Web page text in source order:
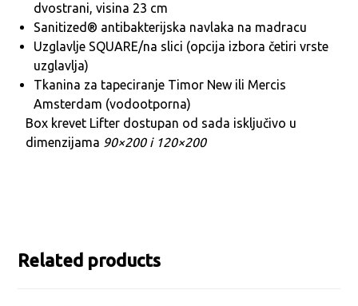
dvostrani, visina 23 cm
Sanitized® antibakterijska navlaka na madracu
Uzglavlje SQUARE/na slici (opcija izbora četiri vrste
uzglavlja)
Tkanina za tapeciranje Timor New ili Mercis
Amsterdam (vodootporna)
Box krevet Lifter dostupan od sada isključivo u
dimenzijama 90×200 i 120×200
Related products